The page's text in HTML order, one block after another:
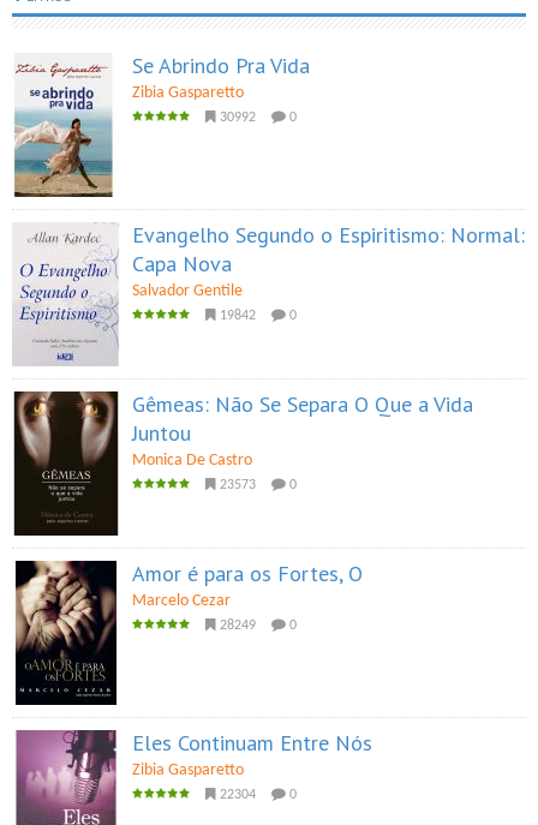
Se Abrindo Pra Vida
Zibia Gasparetto
30992 0
Evangelho Segundo o Espiritismo: Normal:
Capa Nova
Salvador Gentile
19842 0
Gêmeas: Não Se Separa O Que a Vida
Juntou
Monica De Castro
23573 0
Amor é para os Fortes, O
Marcelo Cezar
28249 0
Eles Continuam Entre Nós
Zibia Gasparetto
22304 0